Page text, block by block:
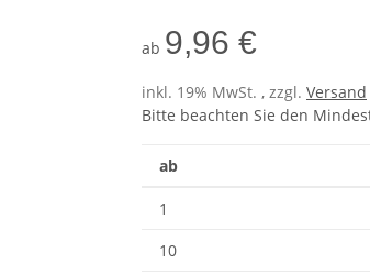
ab 9,96 €
inkl. 19% MwSt. , zzgl. Versand
Bitte beachten Sie den
ab
1
10